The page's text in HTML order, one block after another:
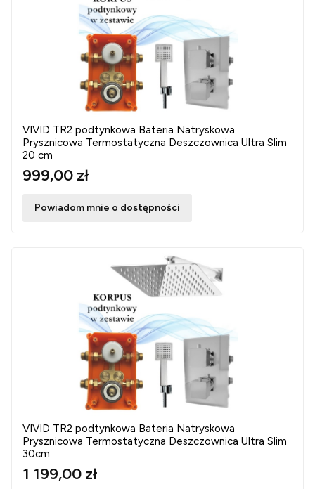
VIVID TR2 podtynkowa Bateria Natryskowa
Prysznicowa Termostatyczna Deszczownica Ultra Slim
20 cm
999,00 zł
Powiadom mnie o dostępności
VIVID TR2 podtynkowa Bateria Natryskowa
Prysznicowa Termostatyczna Deszczownica Ultra Slim
30cm
1 199,00 zł